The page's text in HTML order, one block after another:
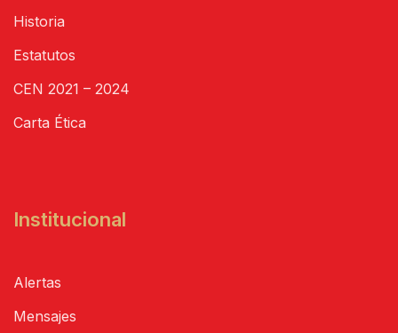
Historia
Estatutos
CEN 2021 – 2024
Carta Ética
Institucional
Alertas
Mensajes